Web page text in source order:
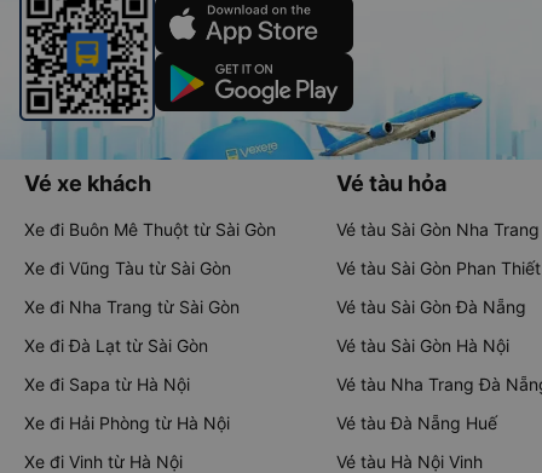
Vé xe khách
Xe đi Buôn Mê Thuột từ Sài Gòn
Xe đi Vũng Tàu từ Sài Gòn
Xe đi Nha Trang từ Sài Gòn
Xe đi Đà Lạt từ Sài Gòn
Xe đi Sapa từ Hà Nội
Xe đi Hải Phòng từ Hà Nội
Xe đi Vinh từ Hà Nội
Vé tàu hỏa
Vé tàu Sài Gòn Nha Trang
Vé tàu Sài Gòn Phan Thiết
Vé tàu Sài Gòn Đà Nẵng
Vé tàu Sài Gòn Hà Nội
Vé tàu Nha Trang Đà
Vé tàu Đà Nẵng Huế
Vé tàu Hà Nội Vinh